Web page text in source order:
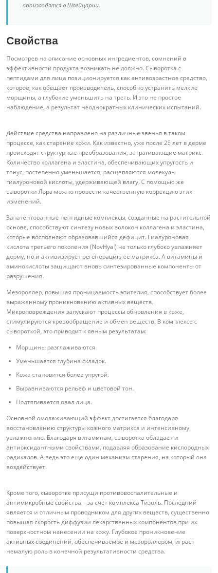
производятся в Швейцарии.
Свойства
Посмотрев на описание основных ингредиентов, сомнений в
эффективности продукта возникать не должно. Сыворотка с
пептидами для лица позиционируется как антивозрастное средство,
которое, как обещает производитель, способно устранить мелкие
морщины, а глубокие уменьшить на треть. И это не простое
наблюдение, а результат неоднократных клинических испытаний.
Действие средства направлено на различные звенья в таком
процессе, как старение кожи. Как известно, уже после 25 лет в дерме
происходят структурные преобразования, затрагивающие матрикс.
Количество коллагена и эластина, обеспечивающих упругость и
тонус, постепенно уменьшается, расщепляются молекулы
гиалуроновой кислоты, удерживающей влагу. С помощью же
сыворотки Лора можно провести качественную коррекцию этих
изменений.
Запатентованные пептидные комплексы, созданные на растительной
основе, способствуют синтезу новых волокон коллагена и эластина,
которые восполняют образовавшийся дефицит. Гиалуроновая
кислота третьего поколения (NovHyal) не только глубоко увлажняет
дерму, но и активизирует регенерацию ее матрикса. А витамины и
аминокислоты защищают вновь синтезированные компоненты от
разрушения.
Мезороллер, повышая проницаемость эпителия, способствует более
выраженному проникновению активных веществ.
Микроповреждения запускают процессы обновления в коже,
стимулируются кровообращение и обмен веществ. В комплексе с
сывороткой, это приводит к явным результатам:
Морщины разглаживаются.
Уменьшается глубина складок.
Кожа становится более упругой.
Выравниваются рельеф и цветовой тон.
Подтягивается овал лица.
Основной омолаживающий эффект достигается благодаря
восстановлению структуры кожного матрикса и интенсивному
увлажнению. Благодаря витаминам, сыворотка обладает и
антиоксидантными свойствами, подавляя образование кислородных
радикалов. А ведь это еще один механизм старения, на который она
воздействует.
Кроме того, сыворотке присущи противовоспалительные и
антимикробные свойства – за счет комплекса Тизоль. Последний
является и отличным проводником для других веществ, существенно
повышая скорость диффузии лекарственных компонентов при их
поверхностном нанесении на кожу. Глубокое проникновение
активных соединений, обеспечиваемое и мезороллером, играет
немалую роль в конечной результативности средства.